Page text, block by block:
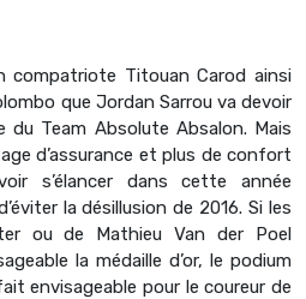
compatriote Titouan Carod ainsi
que Jordan Sarrou va devoir
du Team Absolute Absalon. Mais
d’assurance et plus de confort
s’élancer dans cette année
la désillusion de 2016. Si les
ou de Mathieu Van der Poel
la médaille d’or, le podium
envisageable pour le coureur de